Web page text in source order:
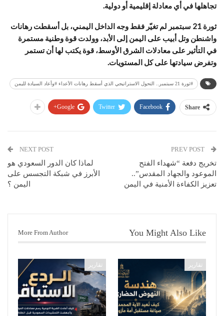
تجاهلها في أي معادلة إقليمية أو دولية.
ثورة 21 سبتمبر لم تغيّر فقط وجه الداخل اليمني، بل أسقطت رهانات
واشنطن وتل أبيب على اليمن إلى الأبد، وولدت قوة وطنية مستمرة
في التأثير على معادلات الشرق الأوسط، قوة يكتب لها أن تستمر
وتفرض سيادتها على كل المستويات.
#ثورة 21 سبتمبر.. التحول الاستراتيجي الذي أسقط رهانات الأعداء #وأعاد السيادة لليمن
Share
Facebook
Twitter
Google+
تخريج دفعة “شهداء الفتح
الموعود والجهاد المقدس”..
تعزيز الكفاءة الأمنية في اليمن
NEXT POST
لماذا كان الدور السعودي هو
الأبرز في شبكة التجسس على
اليمن ؟
You Might Also Like
More From Author
تقارير تقارير